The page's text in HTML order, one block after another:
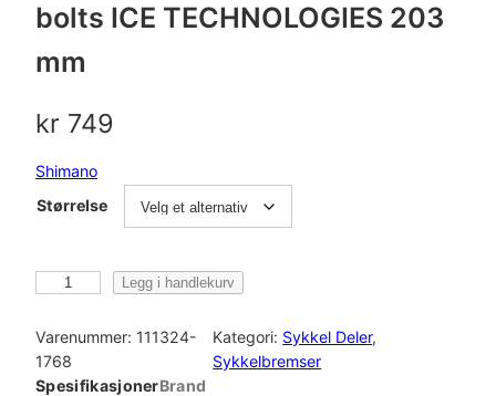
bolts ICE TECHNOLOGIES 203
mm
kr 749
Shimano
Størrelse
i
m
a
Legg i handlekurv
Varenummer: 111324-
1768
Kategori: Sykkel Deler
Sykkelbremser
SpesifikasjonerBrand